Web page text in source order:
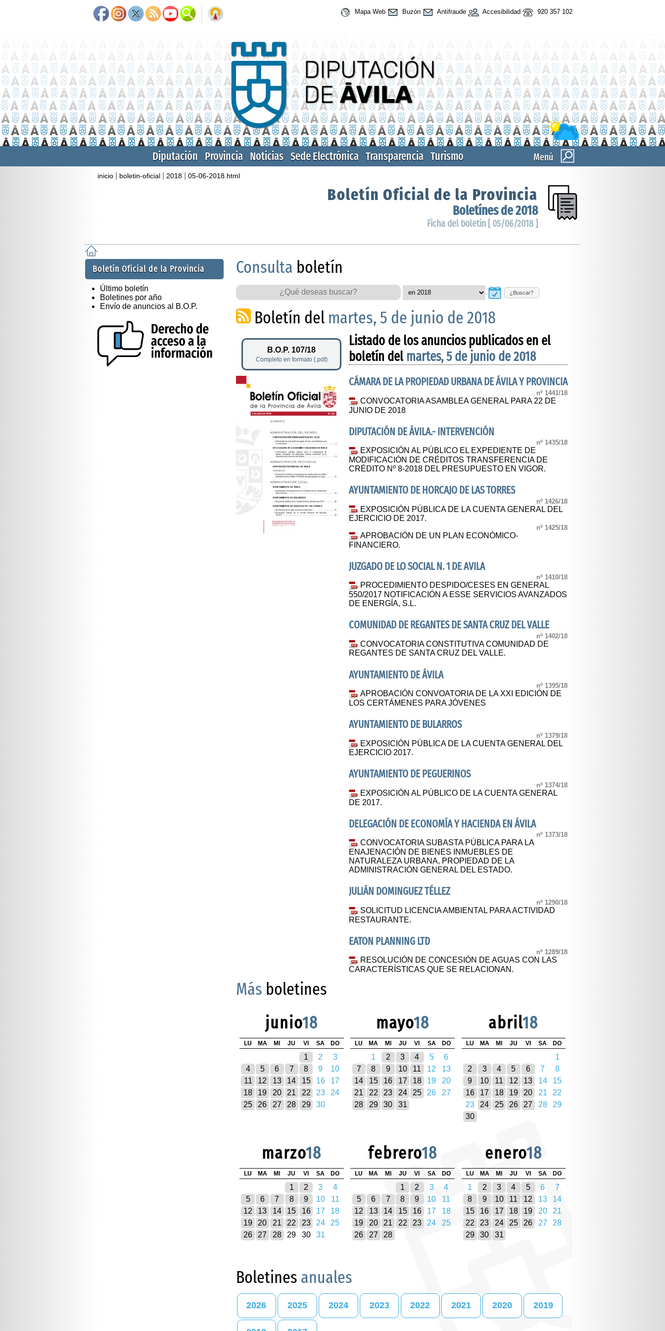
Mapa Web Buzón Antifraude Accesibilidad 920 357 102
Menú
Diputación Provincia Noticias Sede Electrónica Transparencia Turismo
inicio boletin-oficial 2018 05-06-2018.html
Boletín Oficial de la Provincia
Boletínes de 2018
Ficha del boletín [ 05/06/2018 ]
Boletín Oficial de la Provincia
Último boletín
Boletines por año
Envío de anuncios al B.O.P.
Consulta boletín
¿Buscar?
Boletín del martes, 5 de junio de 2018
B.O.P. 107/18
Completo en formato (.pdf)
Listado de los anuncios publicados en el
boletín del martes, 5 de junio de 2018
CÁMARA DE LA PROPIEDAD URBANA DE ÁVILA Y PROVINCIA
nº 1441/18
CONVOCATORIA ASAMBLEA GENERAL PARA 22 DE
JUNIO DE 2018
DIPUTACIÓN DE ÁVILA.- INTERVENCIÓN
nº 1435/18
EXPOSICIÓN AL PÚBLICO EL EXPEDIENTE DE
MODIFICACIÓN DE CRÉDITOS TRANSFERENCIA DE
CRÉDITO Nº 8-2018 DEL PRESUPUESTO EN VIGOR.
AYUNTAMIENTO DE HORCAJO DE LAS TORRES
nº 1426/18
EXPOSICIÓN PÚBLICA DE LA CUENTA GENERAL DEL
EJERCICIO DE 2017.
nº 1425/18
APROBACIÓN DE UN PLAN ECONÓMICO-
FINANCIERO.
JUZGADO DE LO SOCIAL N. 1 DE AVILA
nº 1410/18
PROCEDIMIENTO DESPIDO/CESES EN GENERAL
550/2017 NOTIFICACIÓN A ESSE SERVICIOS AVANZADOS
DE ENERGÍA, S.L.
COMUNIDAD DE REGANTES DE SANTA CRUZ DEL VALLE
nº 1402/18
CONVOCATORIA CONSTITUTIVA COMUNIDAD DE
REGANTES DE SANTA CRUZ DEL VALLE.
AYUNTAMIENTO DE ÁVILA
nº 1395/18
APROBACIÓN CONVOATORIA DE LA XXI EDICIÓN DE
LOS CERTÁMENES PARA JÓVENES
AYUNTAMIENTO DE BULARROS
nº 1379/18
EXPOSICIÓN PÚBLICA DE LA CUENTA GENERAL DEL
EJERCICIO 2017.
AYUNTAMIENTO DE PEGUERINOS
nº 1374/18
EXPOSICIÓN AL PÚBLICO DE LA CUENTA GENERAL
DE 2017.
DELEGACIÓN DE ECONOMÍA Y HACIENDA EN ÁVILA
nº 1373/18
CONVOCATORIA SUBASTA PÚBLICA PARA LA
ENAJENACIÓN DE BIENES INMUEBLES DE
NATURALEZA URBANA, PROPIEDAD DE LA
ADMINISTRACIÓN GENERAL DEL ESTADO.
JULIÁN DOMINGUEZ TÉLLEZ
nº 1290/18
SOLICITUD LICENCIA AMBIENTAL PARA ACTIVIDAD
RESTAURANTE.
EATON PLANNING LTD
nº 1289/18
RESOLUCIÓN DE CONCESIÓN DE AGUAS CON LAS
CARACTERÍSTICAS QUE SE RELACIONAN.
Más boletines
junio18
LU MA MI JU VI SA DO
1 2
3
4
5 6 7 8 9
10
11
12 13 14 15 16
17
18
19 20 21 22 23
24
25
26 27 28 29 30
mayo18
LU MA MI JU VI SA DO
1 2 3 4 5
6
7
8 9 10 11 12
13
14
15 16 17 18 19
20
21
22 23 24 25 26
27
28
29 30 31
abril18
LU MA MI JU VI SA DO
1
2
3 4 5 6 7
8
9
10 11 12 13 14
15
16
17 18 19 20 21
22
23
24 25 26 27 28
29
30
marzo18
LU MA MI JU VI SA DO
1 2 3
4
5
6 7 8 9 10
11
12
13 14 15 16 17
18
19
20 21 22 23 24
25
26
27 28 29 30 31
febrero18
LU MA MI JU VI SA DO
1 2 3
4
5
6 7 8 9 10
11
12
13 14 15 16 17
18
19
20 21 22 23 24
25
26
27 28
enero18
LU MA MI JU VI SA DO
1 2 3 4 5 6
7
8
9 10 11 12 13
14
15
16 17 18 19 20
21
22
23 24 25 26 27
28
29
30 31
Boletines anuales
2026 2025 2024 2023 2022 2021 2020 2019